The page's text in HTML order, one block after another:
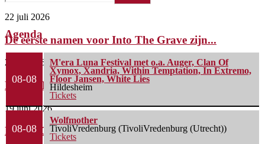
22 juli 2026
De eerste namen voor Into The Grave zijn...
2 juli 2026
FleXanT – Bloody Photographer
19 juni 2026
MagnaCult stopt
Agenda
08-08
M'era Luna Festival met o.a. Auger, Clan Of
Xymox, Xandria, Within Temptation, In Extremo,
Floor Jansen, White Lies
Hildesheim
Tickets
08-08
Wolfmother
TivoliVredenburg (TivoliVredenburg (Utrecht))
Tickets